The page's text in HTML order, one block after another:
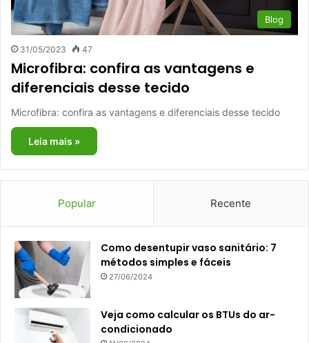
Blog
31/05/2023 47
Microfibra: confira as vantagens e
diferenciais desse tecido
Microfibra: confira as vantagens e diferenciais desse tecido
Leia mais »
Popular Recente
Como desentupir vaso sanitário: 7
métodos simples e fáceis
27/06/2024
Veja como calcular os BTUs do ar-
condicionado